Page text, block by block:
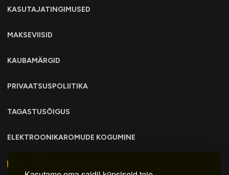
KASUTAJATINGIMUSED
MAKSEVIISID
KAUBAMÄRGID
PRIVAATSUSPOLIITIKA
TAGASTUSÕIGUS
ELEKTROONIKAROMUDE KOGUMINE